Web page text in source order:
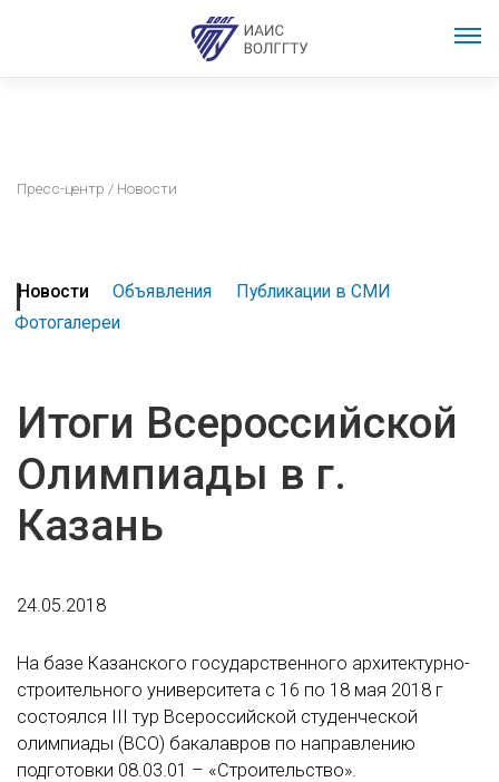
Пресс-центр / Новости
Новости Объявления
Публикации в СМИ
Фотогалереи
Итоги Всероссийской
Олимпиады в г.
Казань
24.05.2018
На базе Казанского государственного архитектурно-
строительного университета с 16 по 18 мая 2018 г
состоялся III тур Всероссийской студенческой
олимпиады (ВСО) бакалавров по направлению
подготовки 08.03.01 – «Строительство».